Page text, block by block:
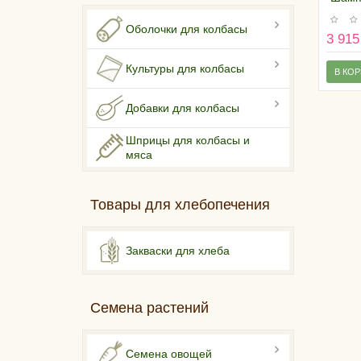
Оболочки для колбасы
Культуры для колбасы
Добавки для колбасы
Шприцы для колбасы и
мяса
Товары для хлебопечения
Закваски для хлеба
Семена растений
Семена овощей
3
В